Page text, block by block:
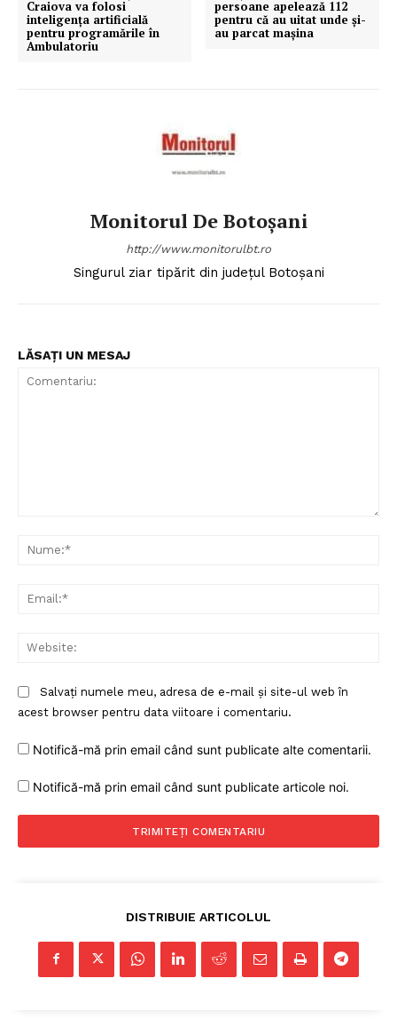
Craiova va folosi
inteligența artificială
pentru programările în
Ambulatoriu
persoane apelează 112
pentru că au uitat unde și-
au parcat mașina
Monitorul De Botoșani
http://www.monitorulbt.ro
Singurul ziar tipărit din județul Botoșani
LĂSAȚI UN MESAJ
Salvați numele meu, adresa de e-mail și site-ul web în
acest browser pentru data viitoare i comentariu.
Notifică-mă prin email când sunt publicate alte comentarii.
Notifică-mă prin email când sunt publicate articole noi.
DISTRIBUIE ARTICOLUL